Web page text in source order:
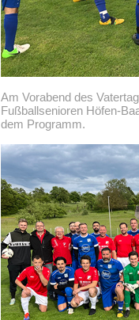
Am Vorabend des
Fußballsenioren Höfen-
dem Programm.